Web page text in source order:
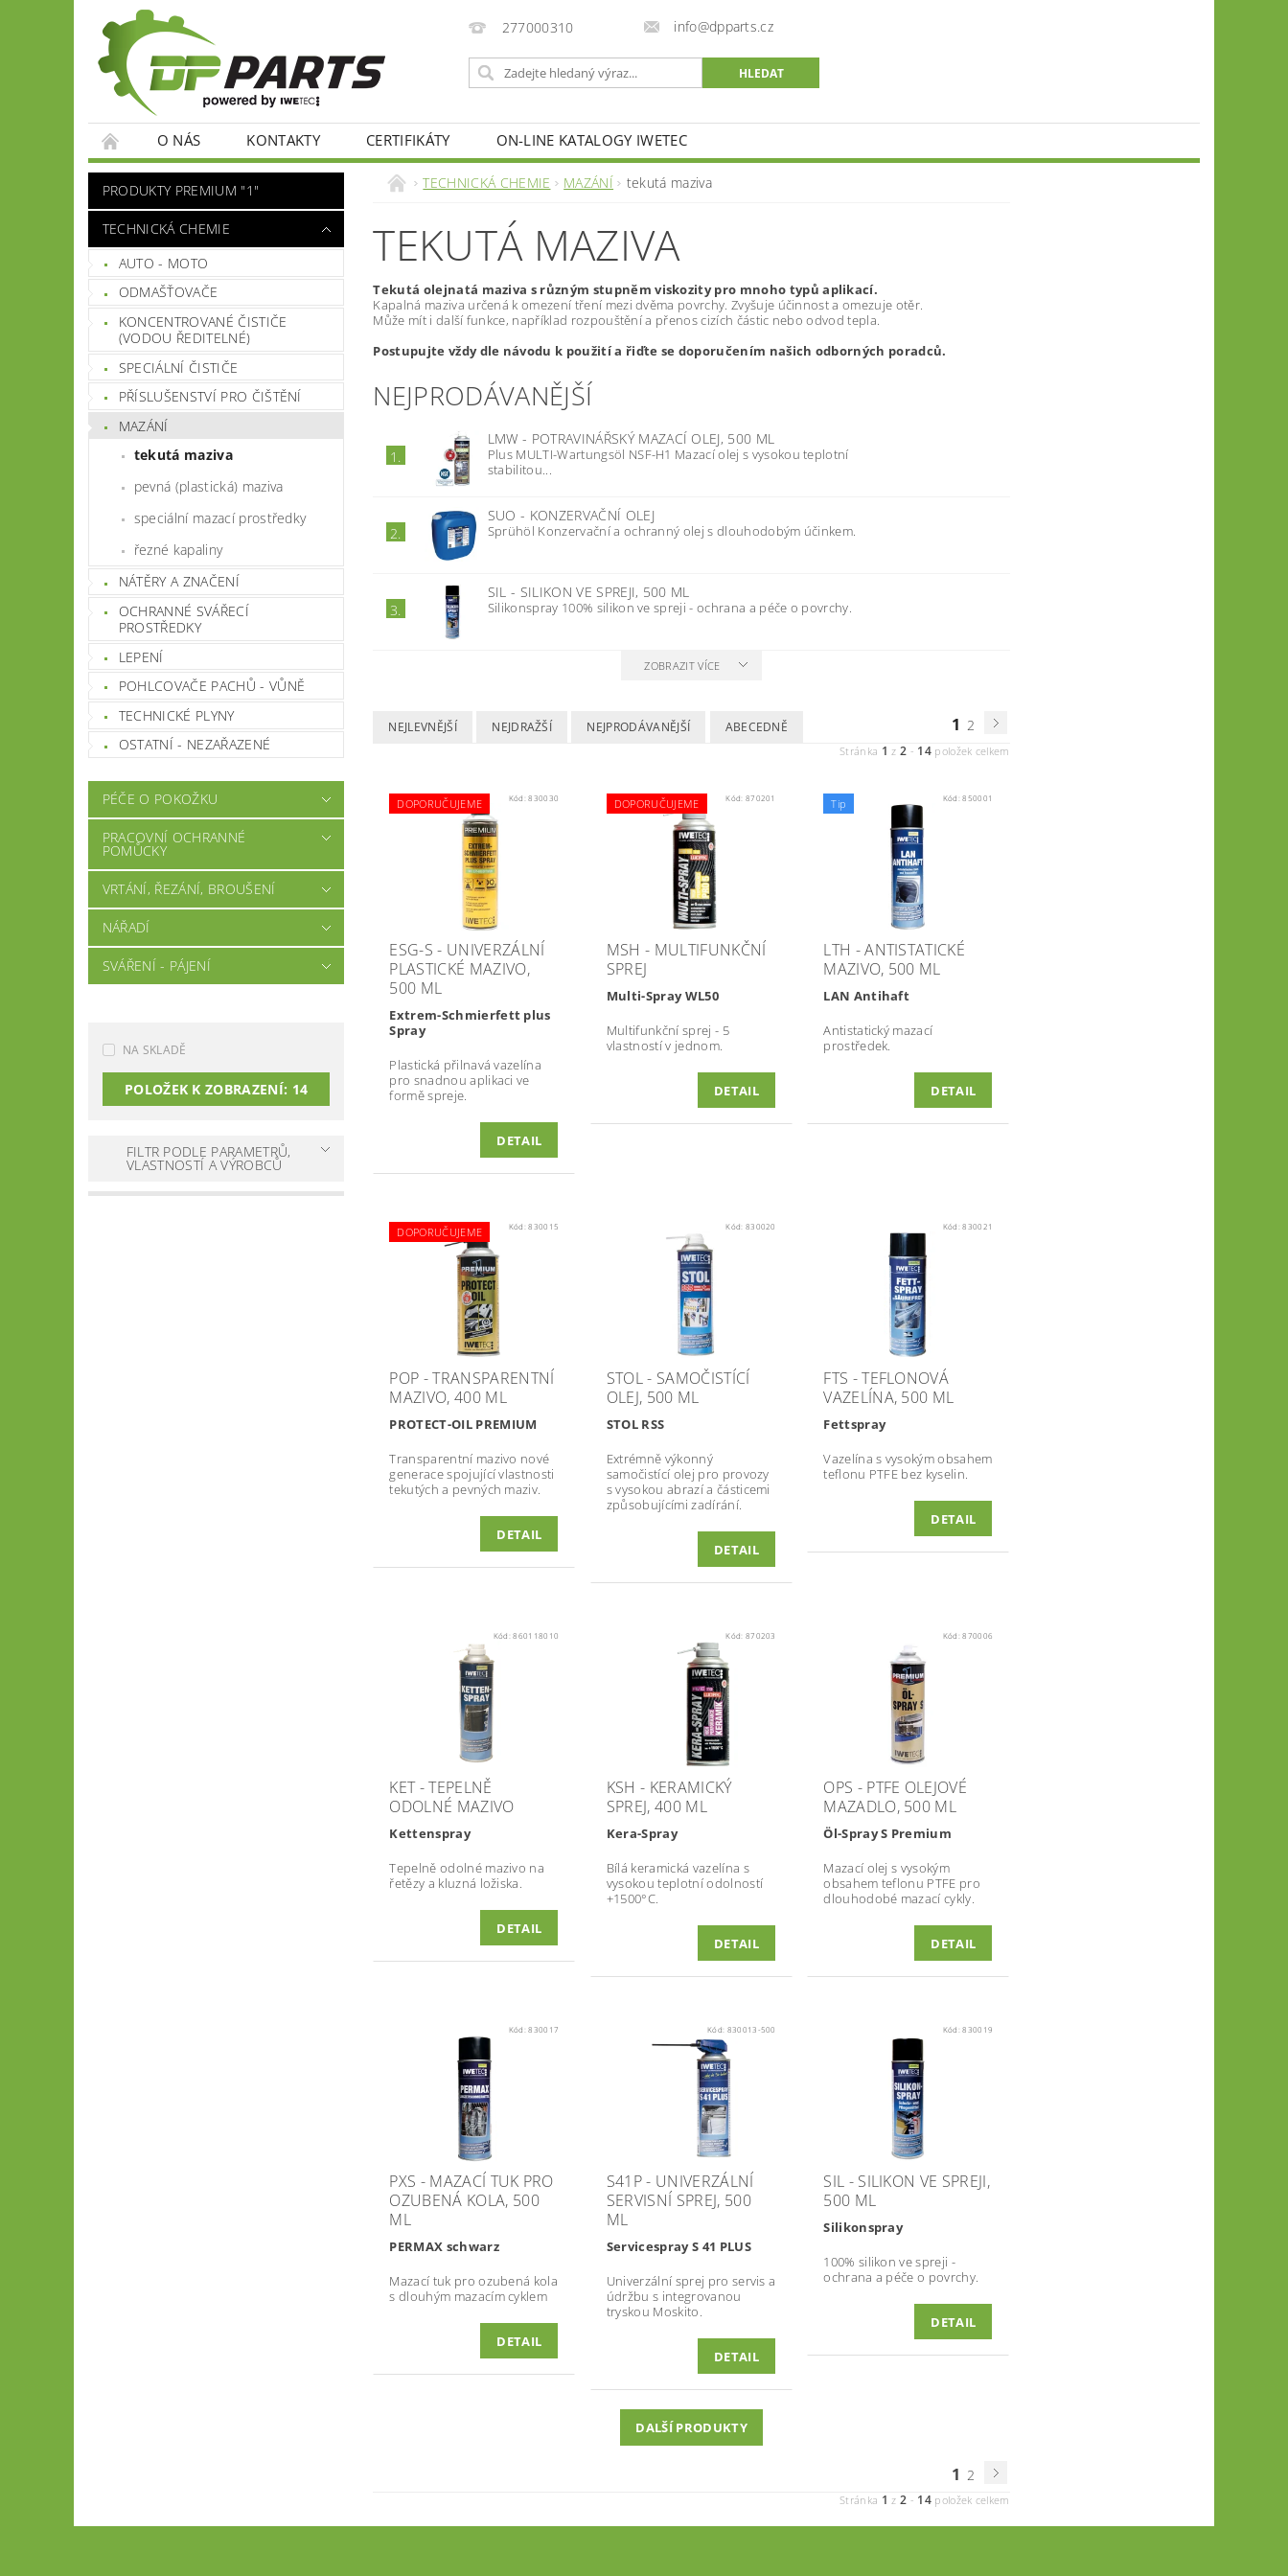
277000310 info@dpparts.cz
O NÁS KONTAKTY CERTIFIKÁTY ON-LINE KATALOGY IWETEC
PRODUKTY PREMIUM "1"
TECHNICKÁ CHEMIE
AUTO - MOTO
ODMAŠŤOVAČE
KONCENTROVANÉ ČISTIČE
(VODOU ŘEDITELNÉ)
SPECIÁLNÍ ČISTIČE
PŘÍSLUŠENSTVÍ PRO ČIŠTĚNÍ
MAZÁNÍ
tekutá maziva
pevná (plastická) maziva
speciální mazací prostředky
řezné kapaliny
NÁTĚRY A ZNAČENÍ
OCHRANNÉ SVÁŘECÍ
PROSTŘEDKY
LEPENÍ
POHLCOVAČE PACHŮ - VŮNĚ
TECHNICKÉ PLYNY
OSTATNÍ - NEZAŘAZENÉ
PÉČE O POKOŽKU
PRACOVNÍ OCHRANNÉ
POMŮCKY
VRTÁNÍ, ŘEZÁNÍ, BROUŠENÍ
NÁŘADÍ
SVÁŘENÍ - PÁJENÍ
NA SKLADĚ
POLOŽEK K ZOBRAZENÍ: 14
FILTR PODLE PARAMETRŮ,
VLASTNOSTÍ A VÝROBCŮ
TECHNICKÁ CHEMIE MAZÁNÍ tekutá maziva
TEKUTÁ MAZIVA
Tekutá olejnatá maziva s různým stupněm viskozity pro mnoho typů aplikací.
Kapalná maziva určená k omezení tření mezi dvěma povrchy. Zvyšuje účinnosta omezuje otěr.
Může mít i další funkce, například rozpouštění a přenos cizích částic nebo odvod tepla.
Postupujte vždy dle návodu k použití a řiďte se doporučením našich odborných poradců.
NEJPRODÁVANĚJŠÍ
1.
LMW - POTRAVINÁŘSKÝ MAZACÍ OLEJ, 500 ML
Plus MULTI-Wartungsöl NSF-H1 Mazací olej s vysokou teplotní
stabilitou...
2.
SUO - KONZERVAČNÍ OLEJ
Sprühöl Konzervační a ochranný olej s dlouhodobým účinkem.
3.
SIL - SILIKON VE SPREJI, 500 ML
Silikonspray 100% silikon ve spreji - ochrana a péče o povrchy.
ZOBRAZIT VÍCE
NEJLEVNĚJŠÍ NEJDRAŽŠÍ NEJPRODÁVANĚJŠÍ ABECEDNĚ 1 2
Stránka 1 z2 - 14položek celkem
DOPORUČUJEME Kód:830030
ESG-S - UNIVERZÁLNÍ
PLASTICKÉ MAZIVO,
500 ML
Extrem-Schmierfett plus
Spray
Plastická přilnavá vazelína
pro snadnou aplikaci ve
formě spreje.
DETAIL
DOPORUČUJEME Kód: 870201
MSH - MULTIFUNKČNÍ
SPREJ
Multi-Spray WL50
Multifunkční sprej - 5
vlastností v jednom.
DETAIL
Tip Kód:850001
LTH - ANTISTATICKÉ
MAZIVO, 500 ML
LAN Antihaft
Antistatický mazací
prostředek.
DETAIL
DOPORUČUJEME Kód:830015
POP - TRANSPARENTNÍ
MAZIVO, 400 ML
PROTECT-OIL PREMIUM
Transparentní mazivo nové
generace spojující vlastnosti
tekutých a pevných maziv.
DETAIL
Kód: 830020
STOL - SAMOČISTÍCÍ
OLEJ, 500 ML
STOL RSS
Extrémně výkonný
samočistící olej pro provozy
s vysokou abrazí a částicemi
způsobujícími zadírání.
DETAIL
Kód:830021
FTS - TEFLONOVÁ
VAZELÍNA, 500 ML
Fettspray
Vazelína s vysokým obsahem
teflonu PTFE bez kyselin.
DETAIL
Kód:860118010
KET - TEPELNĚ
ODOLNÉ MAZIVO
Kettenspray
Tepelně odolné mazivo na
řetězy a kluzná ložiska.
DETAIL
Kód: 870203
KSH - KERAMICKÝ
SPREJ, 400 ML
Kera-Spray
Bílá keramická vazelína s
vysokou teplotní odolností
+1500°C.
DETAIL
Kód:870006
OPS - PTFE OLEJOVÉ
MAZADLO, 500 ML
Öl-Spray S Premium
Mazací olej s vysokým
obsahem teflonu PTFE pro
dlouhodobé mazací cykly.
DETAIL
Kód:830017
PXS - MAZACÍ TUK PRO
OZUBENÁ KOLA, 500
ML
PERMAX schwarz
Mazací tuk pro ozubená kola
s dlouhým mazacím cyklem
DETAIL
Kód: 830013-500
S41P - UNIVERZÁLNÍ
SERVISNÍ SPREJ, 500
ML
Servicespray S 41 PLUS
Univerzální sprej pro servis a
údržbu s integrovanou
tryskou Moskito.
DETAIL
Kód:830019
SIL - SILIKON VE SPREJI,
500 ML
Silikonspray
100% silikon ve spreji -
ochrana a péče o povrchy.
DETAIL
DALŠÍ PRODUKTY
1 2
Stránka 1 z2 - 14položek celkem